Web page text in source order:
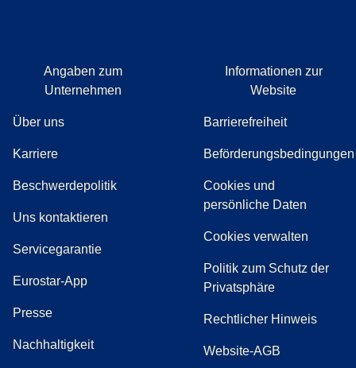
Angaben zum
Unternehmen
Über uns
Karriere
Beschwerdepolitik( Öffnet einen neuen Tab )
( öffnet eine PDF)
Uns kontaktieren
Servicegarantie
Eurostar-App
Presse(
Nachhaltigkeit
Informationen zur
Website
Barrierefreiheit
Beförderungsbedingungen
Cookies und
persönliche Daten
Cookies verwalten
Politik zum Schutz der
Privatsphäre
Rechtlicher Hinweis
Website-AGB